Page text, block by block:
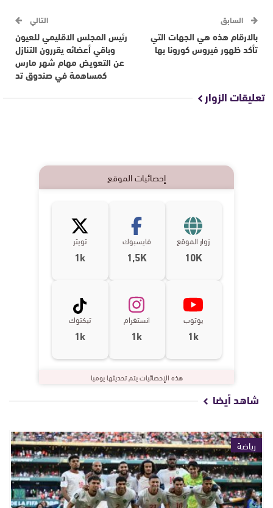
السابق
بالارقام هذه هي الجهات التي
تأكد ظهور فيروس كورونا بها
التالي
رئيس المجلس الاقليمي للعيون
وباقي أعضائه يقررون التنازل
عن التعويض مهام شهر مارس
كمساهمة في صندوق تد
تعليقات الزوار
إحصائيات الموقع
زوار الموقع
10K
فايسبوك
1,5K
تويتر
1k
يوتوب
1k
انستغرام
1k
تيكتوك
1k
هذه الإحصائيات يتم تحديثها يوميا
شاهد أيضا
رياضة